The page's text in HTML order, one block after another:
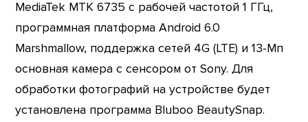
MediaTek MTK 6735 с рабочей частотой 1 ГГц,
программная платформа Android 6.0
Marshmallow, поддержка сетей 4G (LTE) и 13-Мп
основная камера с сенсором от Sony. Для
обработки фотографий на устройстве будет
установлена программа Bluboo BeautySnap.